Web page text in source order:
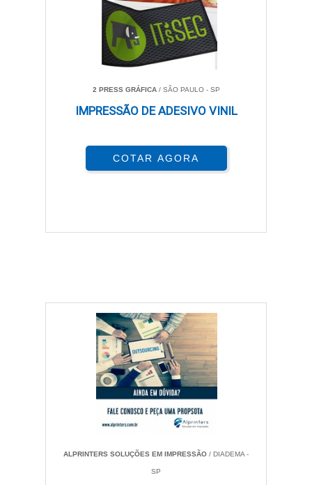
2 PRESS GRÁFICA/ SÃO PAULO - SP
IMPRESSÃO DE ADESIVO VINIL
COTAR AGORA
ALPRINTERS SOLUÇÕES EM IMPRESSÃO / DIADEMA -
SP